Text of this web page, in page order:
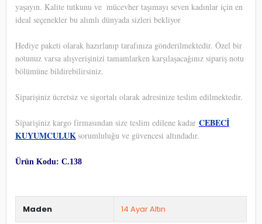
yaşayın. Kalite tutkunu ve mücevher taşımayı seven kadınlar için en
ideal seçenekler bu alımlı dünyada sizleri bekliyor
Hediye paketi olarak hazırlanıp tarafınıza gönderilmektedir. Özel bir
notunuz varsa alışverişinizi tamamlarken karşılaşacağınız sipariş notu
bölümüne bildirebilirsiniz.
Siparişiniz ücretsiz ve sigortalı olarak adresinize teslim edilmektedir.
Siparişiniz kargo firmasından size teslim edilene kadar CEBECİ
KUYUMCULUKsorumluluğu ve güvencesi altındadır.
Ürün Kodu: C.138
Maden 14 Ayar Altın